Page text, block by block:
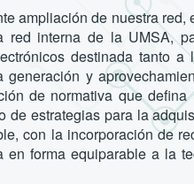
ampliación de nuestra
interna de la UMSA,
destinada tanto
y
de normativa que
de estrategias para la
con la incorporación de
en forma equiparable a la